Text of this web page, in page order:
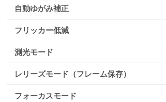
自動ゆがみ補正
フリッカー低減
測光モード
レリーズモード（フレーム保存）
フォーカスモード